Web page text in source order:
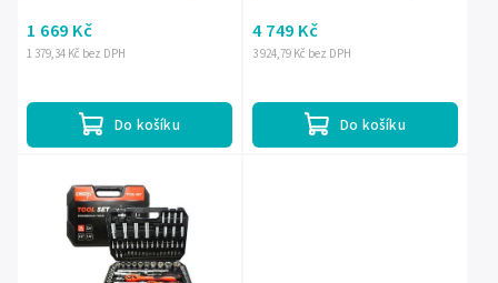
1 379,34 Kč bez DPH
1 669 Kč
Do košíku
3 924,79 Kč bez DPH
4 749 Kč
Do košíku